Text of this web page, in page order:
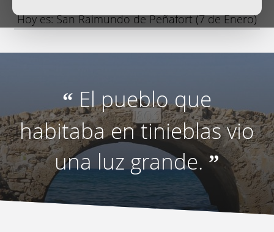
Hoy es: San Raimundo de Peñafort (7 de Enero)
“El pueblo que
habitaba en tinieblas vio
una luz grande. ”